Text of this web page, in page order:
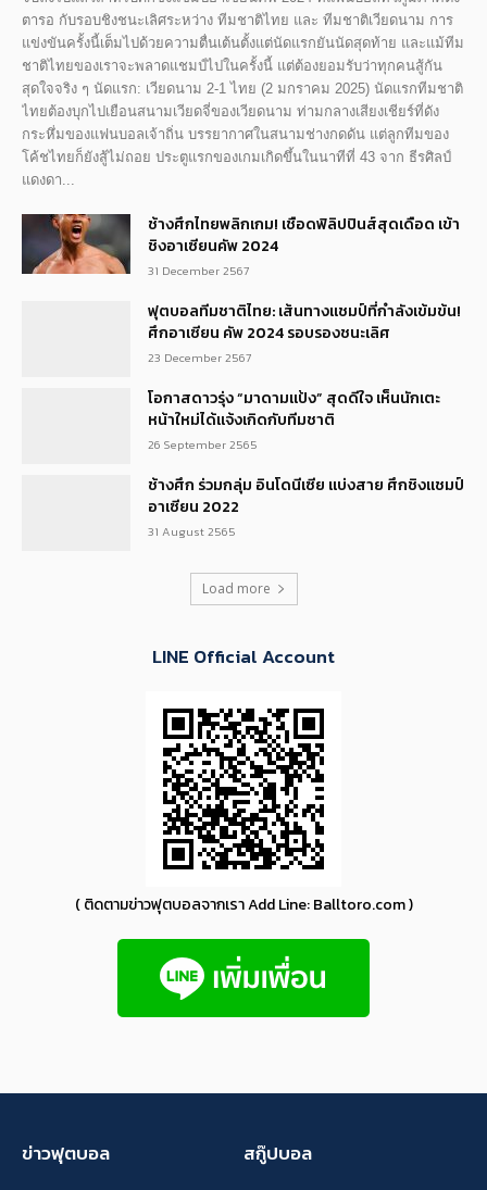
ตารอ กับรอบชิงชนะเลิศระหว่าง ทีมชาติไทย และ ทีมชาติเวียดนาม การ
แข่งขันครั้งนี้เต็มไปด้วยความตื่นเต้นตั้งแต่นัดแรกยันนัดสุดท้าย และแม้ทีม
ชาติไทยของเราจะพลาดแชมป์ไปในครั้งนี้ แต่ต้องยอมรับว่าทุกคนสู้กัน
สุดใจจริง ๆ นัดแรก: เวียดนาม 2-1 ไทย (2 มกราคม 2025) นัดแรกทีมชาติ
ไทยต้องบุกไปเยือนสนามเวียดจี่ของเวียดนาม ท่ามกลางเสียงเชียร์ที่ดัง
กระหึ่มของแฟนบอลเจ้าถิ่น บรรยากาศในสนามช่างกดดัน แต่ลูกทีมของ
โค้ชไทยก็ยังสู้ไม่ถอย ประตูแรกของเกมเกิดขึ้นในนาทีที่ 43 จาก ธีรศิลป์
แดงดา...
ช้างศึกไทยพลิกเกม! เชือดฟิลิปปินส์สุดเดือด เข้า
ชิงอาเซียนคัพ 2024
31 December 2567
ฟุตบอลทีมชาติไทย: เส้นทางแชมป์ที่กำลังเข้มข้น!
ศึกอาเซียน คัพ 2024 รอบรองชนะเลิศ
23 December 2567
โอกาสดาวรุ่ง “มาดามแป้ง” สุดดีใจ เห็นนักเตะ
หน้าใหม่ได้แจ้งเกิดกับทีมชาติ
26 September 2565
ช้างศึก ร่วมกลุ่ม อินโดนีเซีย แบ่งสาย ศึกชิงแชมป์
อาเซียน 2022
31 August 2565
Load more
LINE Official Account
( ติดตามข่าวฟุตบอลจากเรา Add Line: Balltoro.com )
ข่าวฟุตบอล สกู๊ปบอล